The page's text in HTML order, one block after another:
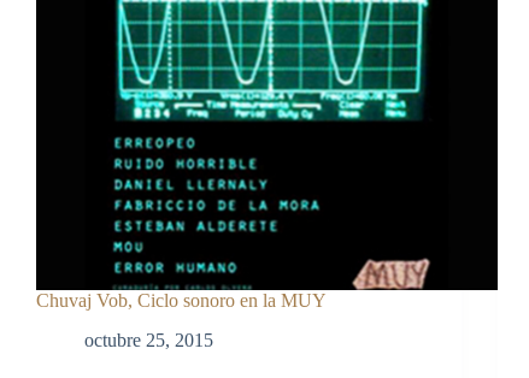
Chuvaj Vob, Ciclo sonoro en la MUY
octubre 25, 2015